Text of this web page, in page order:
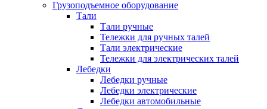
Грузоподъемное оборудование
Тали
Тали ручные
Тележки для ручных талей
Тали электрические
Тележки для электрических талей
Лебедки
Лебедки ручные
Лебедки электрические
Лебедки автомобильные